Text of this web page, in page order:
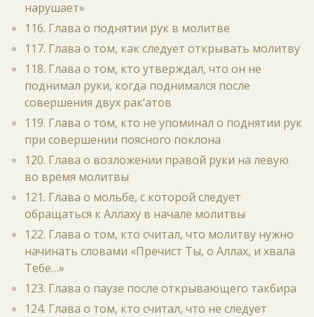
нарушает»
116. Глава о поднятии рук в молитве
117. Глава о том, как следует открывать молитву
118. Глава о том, кто утверждал, что он не
поднимал руки, когда поднимался после
совершения двух рак‘атов
119. Глава о том, кто не упоминал о поднятии рук
при совершении поясного поклона
120. Глава о возложении правой руки на левую
во время молитвы
121. Глава о мольбе, с которой следует
обращаться к Аллаху в начале молитвы
122. Глава о том, кто считал, что молитву нужно
начинать словами «Пречист Ты, о Аллах, и хвала
Тебе…»
123. Глава о паузе после открывающего такбира
124. Глава о том, кто считал, что не следует